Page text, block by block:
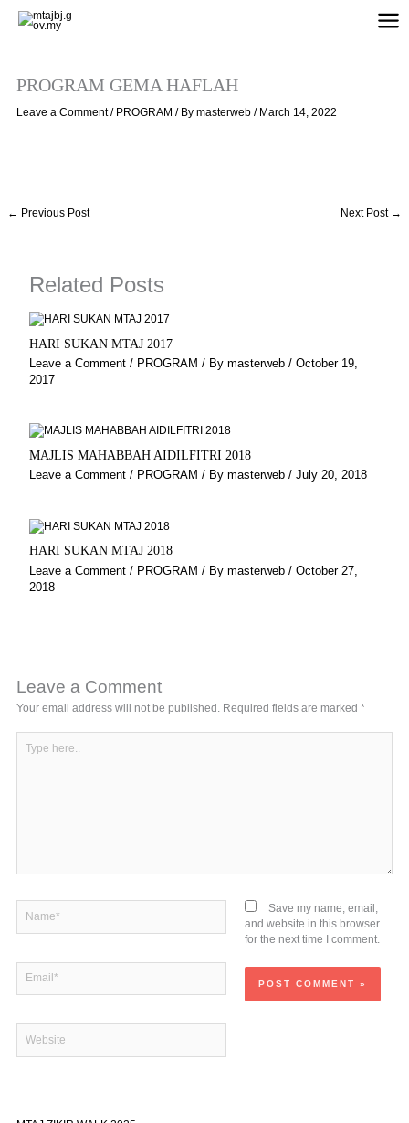
PROGRAM GEMA HAFLAH
Leave a Comment / PROGRAM / Bymasterweb/ March 14, 2022
← Previous Post Next Post →
Related Posts
HARI SUKAN MTAJ 2017
Leave a Comment / PROGRAM / By masterweb / October 19,
2017
MAJLIS MAHABBAH AIDILFITRI 2018
Leave a Comment / PROGRAM / By masterweb / July 20, 2018
HARI SUKAN MTAJ 2018
Leave a Comment / PROGRAM / By masterweb / October 27,
2018
Leave a Comment
Your email address will not be published. Required fields are marked*
here..
Save my name, email,
and website in this browser
for the next time I comment.